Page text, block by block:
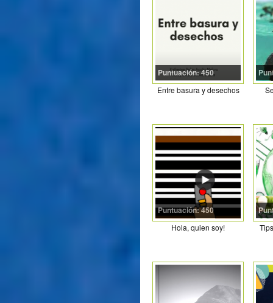
Puntuación: 450
Entre basura y desechos
Puntuación: 450
Hola, quien soy!